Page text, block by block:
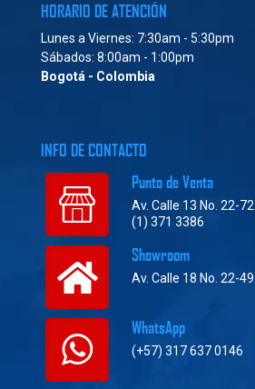
HORARIO DE ATENCIÓN
Lunes a Viernes: 7:30am - 5:30pm
Sábados: 8:00am - 1:00pm
Bogotá - Colombia
INFO DE CONTACTO
Punto de Venta
Av. Calle 13 No. 22-72
(1) 371 3386
Showroom
Av. Calle 18 No. 22-49
WhatsApp
(+57) 317 637 0146